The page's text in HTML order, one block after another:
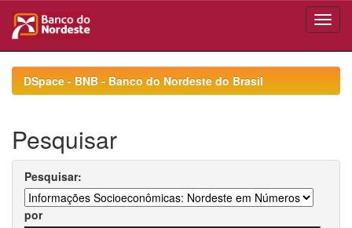
navigationDSpace - BNB - Banco do Nordeste do Brasil
Pesquisar
Pesquisar:
por